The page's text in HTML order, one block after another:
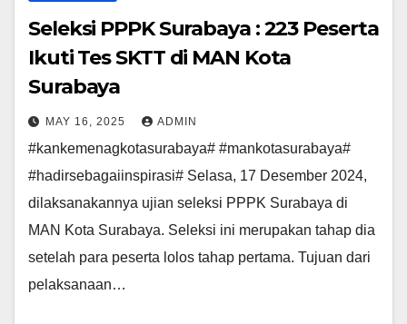
Seleksi PPPK Surabaya : 223 Peserta
Ikuti Tes SKTT di MAN Kota
Surabaya
MAY 16, 2025 ADMIN
#kankemenagkotasurabaya# #mankotasurabaya#
#hadirsebagaiinspirasi# Selasa, 17 Desember 2024,
dilaksanakannya ujian seleksi PPPK Surabaya di
MAN Kota Surabaya. Seleksi ini merupakan tahap dia
setelah para peserta lolos tahap pertama. Tujuan dari
pelaksanaan…